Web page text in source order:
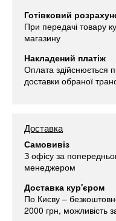
Готівковий
При передачі товару
магазину
Накладений платіж
Оплата здійснюється
доставки обраної
Доставка
Самовивіз
З офісу за
менеджером
Доставка кур'єром
По Києву –
2000 грн, можливість